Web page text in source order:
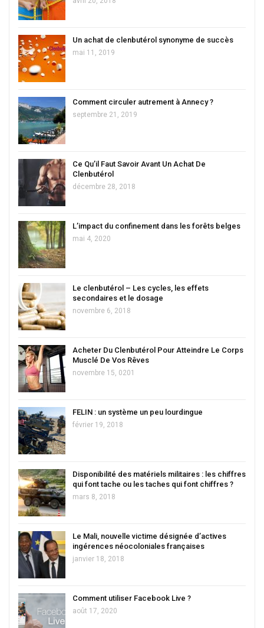
Un achat de clenbutérol synonyme de succès
mai 11, 2019
Comment circuler autrement à Annecy ?
septembre 21, 2019
Ce Qu’il Faut Savoir Avant Un Achat De
Clenbutérol
décembre 28, 2018
L’impact du confinement dans les forêts belges
mai 4, 2020
Le clenbutérol – Les cycles, les effets
secondaires et le dosage
novembre 6, 2018
Acheter Du Clenbutérol Pour Atteindre Le Corps
Musclé De Vos Rêves
novembre 15, 0201
FELIN : un système un peu lourdingue
février 19, 2018
Disponibilité des matériels militaires : les chiffres
qui font tache ou les taches qui font chiffres ?
mars 8, 2018
Le Mali, nouvelle victime désignée d’actives
ingérences néocoloniales françaises
janvier 18, 2018
Comment utiliser Facebook Live ?
août 17, 2020